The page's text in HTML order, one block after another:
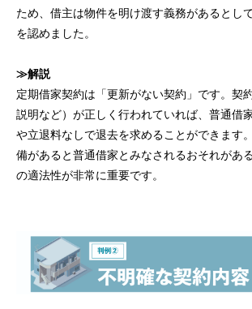
ため、借主は物件を明け渡す義務があるとし
を認めました。
≫解説
定期借家契約は「更新がない契約」です。契
説明など）が正しく行われていれば、普通借
や立退料なしで退去を求めることができます
備があると普通借家とみなされるおそれがあ
の適法性が非常に重要です。